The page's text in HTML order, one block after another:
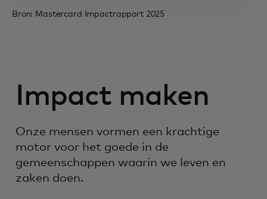
Bron: Mastercard Impactrapport 2025
Impact maken
Onze mensen vormen een krachtige
motor voor het goede in de
gemeenschappen waarin we leven en
zaken doen.